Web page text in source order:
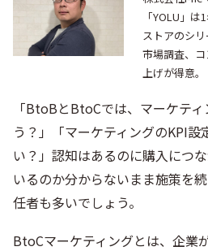
「YOLU」
ストアのシリ
市場調査、
上げが得意。
「BtoBとBtoCでは、マーケテ
う？」「マーケティングのKPI設
い？」認知はあるのに購入につ
いるのか分からないまま施策を
任者も多いでしょう。
BtoCマーケティングとは、企業